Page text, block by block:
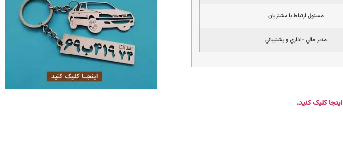
مسئول ارتباط با مشتريان
مدير مالي -اداري و پشتيباني
اینجا کلیک کنید.